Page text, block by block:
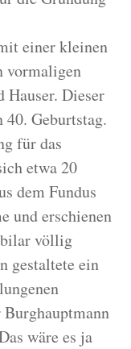
einer kleinen
vormaligen
Hauser. Dieser
Geburtstag.
für das
etwa 20
dem Fundus
und erschienen
völlig
gestaltete ein
wäre es ja